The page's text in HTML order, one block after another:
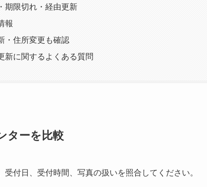
期限切れ・経由更新
報
・住所変更も確認
新に関するよくある質問
ターを比較
付日、受付時間、写真の扱いを照合してください。